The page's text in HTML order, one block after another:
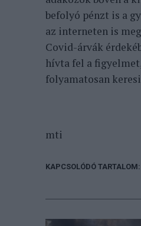
befolyó pénzt is a
az interneten is
Covid-árvák
hívta fel a
folyamatosan
mti
KAPCSOLÓDÓ TARTALOM: